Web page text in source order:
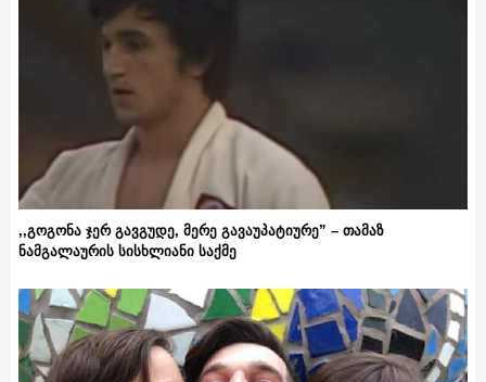
,,გოგონა ჯერ გავგუდე, მერე გავაუპატიურე” – თამაზ
ნამგალაურის სისხლიანი საქმე